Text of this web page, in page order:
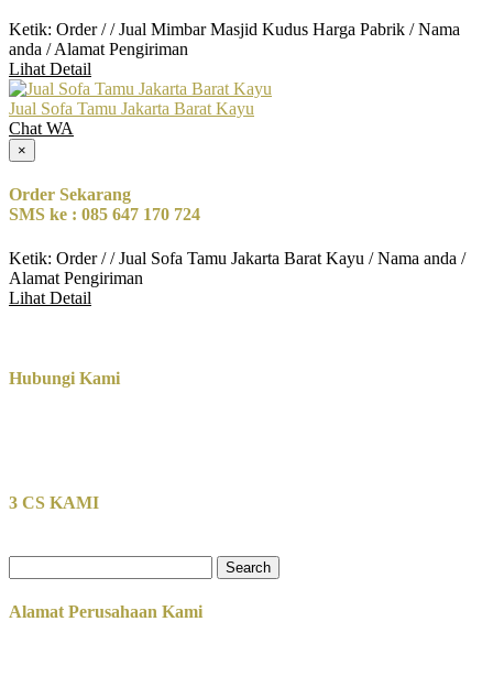
Ketik: Order / / Jual Mimbar Masjid Kudus Harga Pabrik / Nama
anda / Alamat Pengiriman
Lihat Detail
Jual Sofa Tamu Jakarta Barat Kayu
Chat WA
×
Order Sekarang
SMS ke : 085 647 170 724
Ketik: Order / / Jual Sofa Tamu Jakarta Barat Kayu / Nama anda /
Alamat Pengiriman
Lihat Detail
Hubungi Kami
3 CS KAMI
for:
Alamat Perusahaan Kami